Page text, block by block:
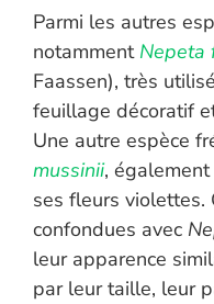
Parmi les autres
notamment Nepeta
Faassen), très
feuillage décoratif
Une autre espèce
mussinii,
ses fleurs violettes.
confondues avec
leur apparence
par leur taille, leur